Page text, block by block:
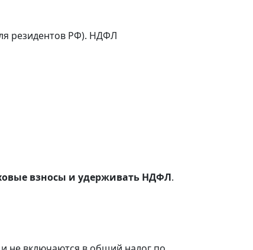
резидентов РФ). НДФЛ
взносы и удерживать НДФЛ.